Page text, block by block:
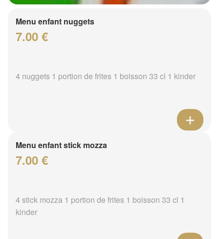
Menu enfant nuggets
7.00 €
4 nuggets 1 portion de frites 1 boisson 33 cl 1 kinder
Menu enfant stick mozza
7.00 €
4 stick mozza 1 portion de frites 1 boisson 33 cl 1
kinder